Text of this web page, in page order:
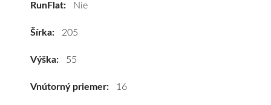
tomu
RunFlat: Nie
Šírka: 205
Výška: 55
Vnútorný priemer: 16